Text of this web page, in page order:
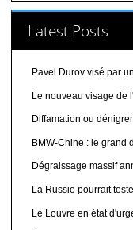
Latest Posts
Pavel Durov visé par
Le nouveau visage de
Diffamation ou
BMW-Chine : le grand
Dégraissage massif
La Russie pourrait
Le Louvre en état